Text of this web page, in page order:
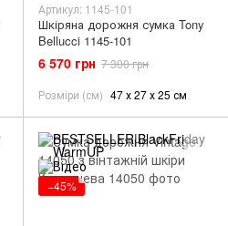
Артикул: 1145-101
Шкіряна дорожня сумка Tony
Bellucci 1145-101
6 570 грн 7 300 грн
Розміри (см) 47 х 27 х 25 см
−45%